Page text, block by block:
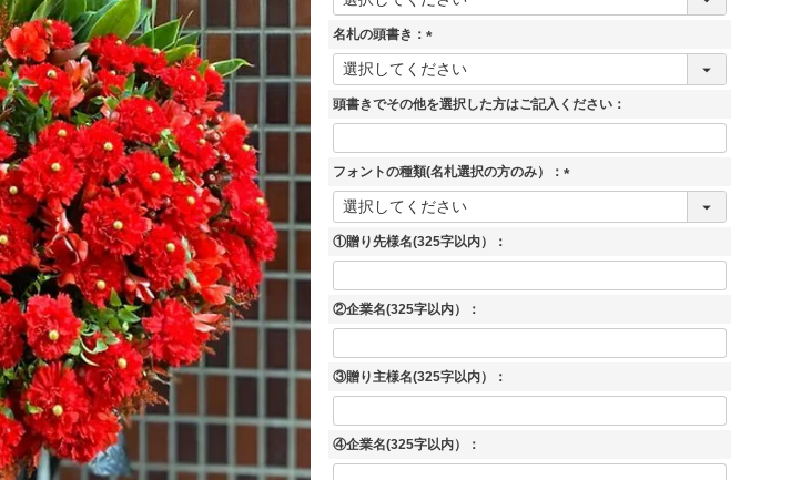
名札の頭書き：
(
必
須
頭書きでその他を選択した方はご記入ください：
フォントの種類(名札選択の方のみ）：
(
①贈り先様名(325字以内）：
②企業名(325字以内）：
③贈り主様名(325字以内）：
④企業名(325字以内）：